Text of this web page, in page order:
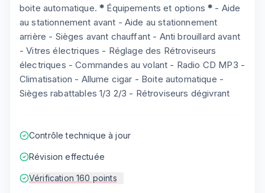
boite automatique.* Équipements et options* - Aide
au stationnement avant - Aide au stationnement
arrière - Sièges avant chauffant - Anti brouillard avant
- Vitres électriques - Réglage des Rétroviseurs
électriques - Commandes au volant - Radio CD MP3 -
Climatisation - Allume cigar - Boite automatique -
Sièges rabattables 1/3 2/3 - Rétroviseurs dégivrant
Contrôle technique à jour
Révision effectuée
Vérification 160 points